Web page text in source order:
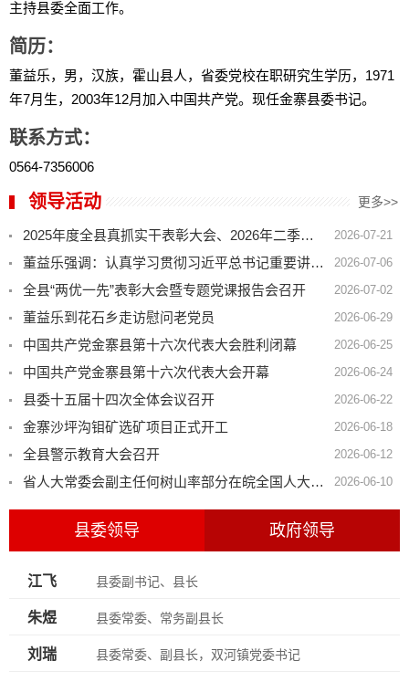
主持县委全面工作。
简历：
董益乐，男，汉族，霍山县人，省委党校在职研究生学历，1971
年7月生，2003年12月加入中国共产党。现任金寨县委书记。
联系方式：
0564-7356006
领导活动 更多>>
2025年度全县真抓实干表彰大会、2026年二季度工作会议及重点领域突出问题警示会暨半年经济形势分析会召开 2026-07-21
董益乐强调：认真学习贯彻习近平总书记重要讲话精神 弘扬伟大建党精神 以高质量党建引领老区高质量发展 2026-07-06
全县“两优一先”表彰大会暨专题党课报告会召开 2026-07-02
董益乐到花石乡走访慰问老党员 2026-06-29
中国共产党金寨县第十六次代表大会胜利闭幕 2026-06-25
中国共产党金寨县第十六次代表大会开幕 2026-06-24
县委十五届十四次全体会议召开 2026-06-22
金寨沙坪沟钼矿选矿项目正式开工 2026-06-18
全县警示教育大会召开 2026-06-12
省人大常委会副主任何树山率部分在皖全国人大代表到我县调研全域旅游高质量发展 2026-06-10
县委领导 政府领导
江飞 县委副书记、县长
朱煜 县委常委、常务副县长
刘瑞 县委常委、副县长，双河镇党委书记